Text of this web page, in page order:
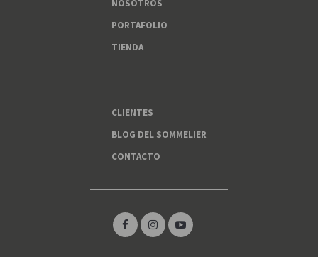
NOSOTROS
PORTAFOLIO
TIENDA
CLIENTES
BLOG DEL SOMMELIER
CONTACTO